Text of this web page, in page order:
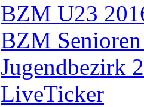
BZM U23
BZM
Jugendbezirk
LiveTicker